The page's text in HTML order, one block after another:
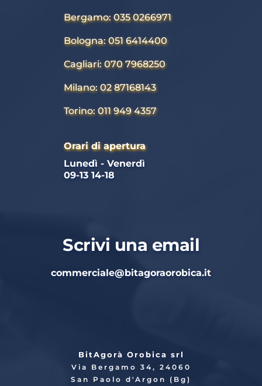
Bergamo: 035 0266971
Bologna: 051 6414400
Cagliari: 070 7968250
Milano: 02 87168143
Torino: 011 949 4357
Orari di apertura
Lunedì - Venerdì
09-13 14-18
Scrivi una email
commerciale@bitagoraorobica.it
BitAgorà Orobica srl
Via Bergamo 34, 24060
San Paolo d'Argon (Bg)